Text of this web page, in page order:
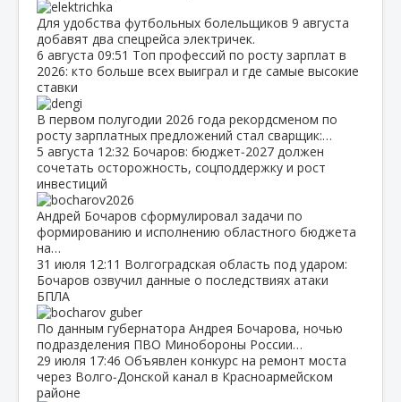
Для удобства футбольных болельщиков 9 августа
добавят два спецрейса электричек.
6 августа 09:51 Топ профессий по росту зарплат в
2026: кто больше всех выиграл и где самые высокие
ставки
В первом полугодии 2026 года рекордсменом по
росту зарплатных предложений стал сварщик:…
5 августа 12:32 Бочаров: бюджет‑2027 должен
сочетать осторожность, соцподдержку и рост
инвестиций
Андрей Бочаров сформулировал задачи по
формированию и исполнению областного бюджета
на…
31 июля 12:11 Волгоградская область под ударом:
Бочаров озвучил данные о последствиях атаки
БПЛА
По данным губернатора Андрея Бочарова, ночью
подразделения ПВО Минобороны России…
29 июля 17:46 Объявлен конкурс на ремонт моста
через Волго‑Донской канал в Красноармейском
районе